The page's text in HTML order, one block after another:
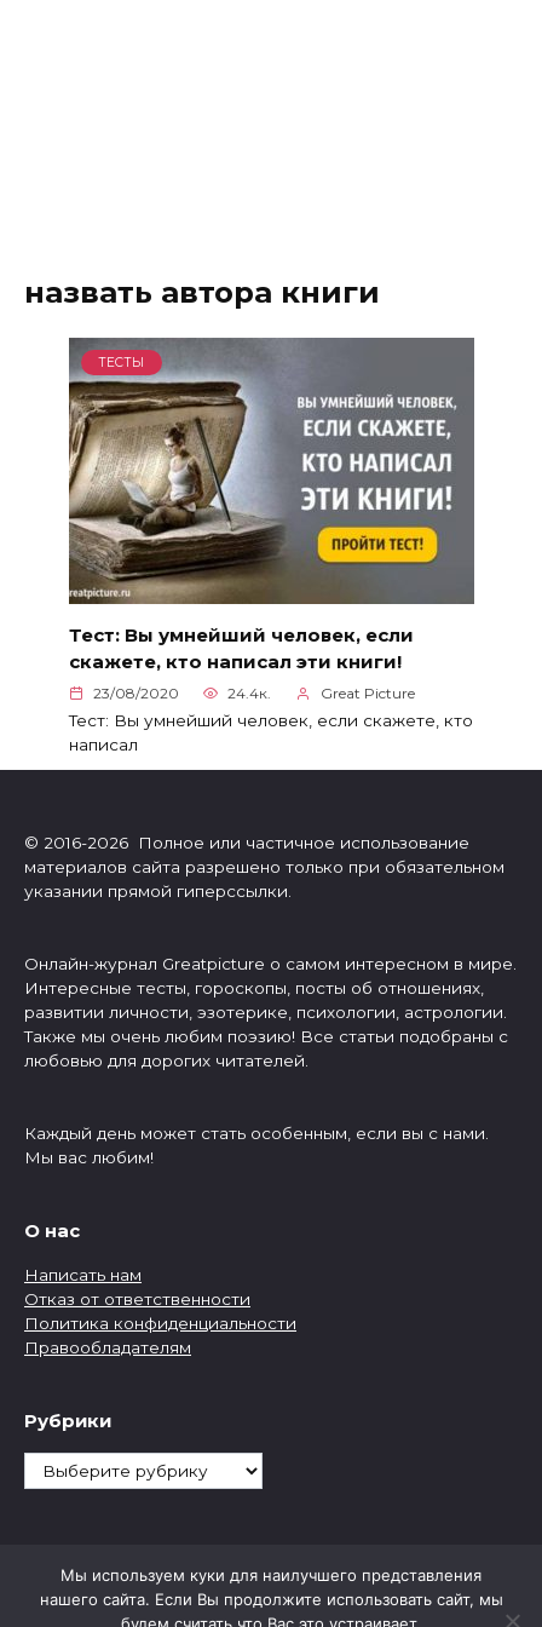
назвать автора книги
ТЕСТЫ
Тест: Вы умнейший человек, если
скажете, кто написал эти книги!
23/08/2020 24.4к. Great Picture
Тест: Вы умнейший человек, если скажете, кто
написал
© 2016-2026 Полное или частичное использование
материалов сайта разрешено только при обязательном
указании прямой гиперссылки.
Онлайн-журнал Greatpicture о самом интересном в мире.
Интересные тесты, гороскопы, посты об отношениях,
развитии личности, эзотерике, психологии, астрологии.
Также мы очень любим поэзию! Все статьи подобраны с
любовью для дорогих читателей.
Каждый день может стать особенным, если вы с нами.
Мы вас любим!
О нас
Написать нам
Отказ от ответственности
Политика конфиденциальности
Правообладателям
Рубрики
Рубрики
Мы используем куки для наилучшего представления
нашего сайта. Если Вы продолжите использовать сайт, мы